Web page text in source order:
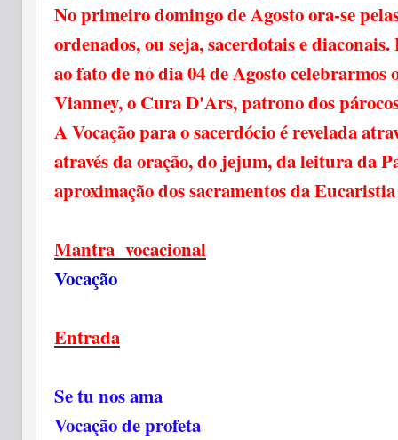
No primeiro domingo de Agosto ora-se
ordenados, ou seja, sacerdotais e diaconais.
ao fato de no dia 04 de Agosto celebrarmos
Vianney, o Cura D'Ars, patrono dos
A Vocação para o sacerdócio é revelada
através da oração, do jejum, da leitura da
aproximação dos sacramentos da
Mantra vocacional
Vocação
Entrada
Se tu nos ama
Vocação de profeta